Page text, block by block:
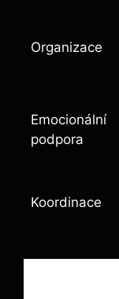
Organizace
Emocionální
podpora
Koordinace